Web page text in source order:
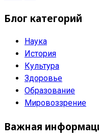
Блог категорий
Наука
История
Культура
Здоровье
Образование
Мировоззрение
Важная